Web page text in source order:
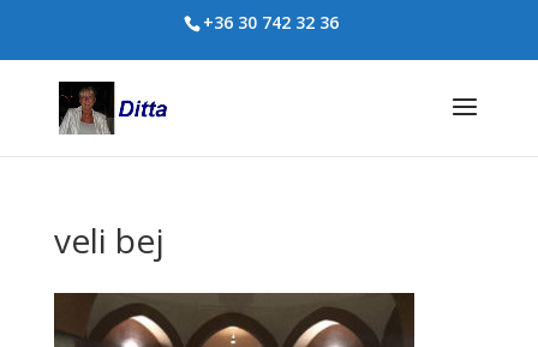
+36 30 742 32 36
veli bej